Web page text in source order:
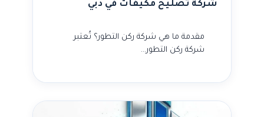
شركة تصليح مكيفات في دبي
مقدمة ما هي شركة ركن التطور؟ تُعتبر
شركة ركن التطور…